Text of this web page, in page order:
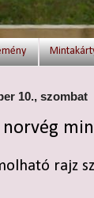
10., szombat
norvég
rajz